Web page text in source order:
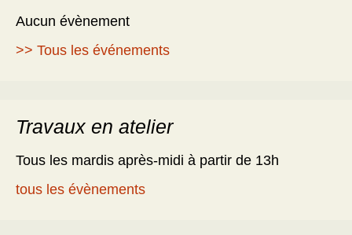
Aucun évènement
>> Tous les événements
Travaux en atelier
Tous les mardis après-midi à partir de 13h
tous les évènements